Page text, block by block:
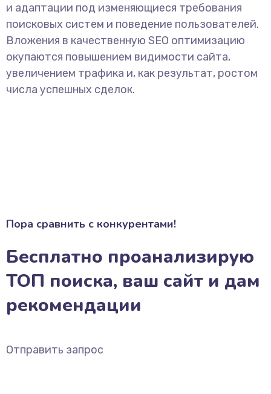
и адаптации под изменяющиеся требования
поисковых систем и поведение пользователей.
Вложения в качественную SEO оптимизацию
окупаются повышением видимости сайта,
увеличением трафика и, как результат, ростом
числа успешных сделок.
Пора сравнить с конкурентами!
Бесплатно проанализирую
ТОП поиска, ваш сайт и дам
рекомендации
Отправить запрос